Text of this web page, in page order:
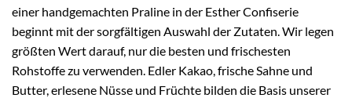
einer handgemachten Praline in der Esther Confiserie
beginnt mit der sorgfältigen Auswahl der Zutaten. Wir legen
größten Wert darauf, nur die besten und frischesten
Rohstoffe zu verwenden. Edler Kakao, frische Sahne und
Butter, erlesene Nüsse und Früchte bilden die Basis unserer